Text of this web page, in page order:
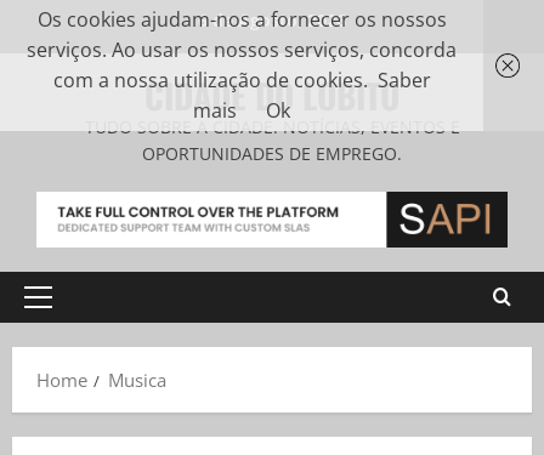
6 de Agosto, 2026
CIDADE DO LOBITO
TUDO SOBRE A CIDADE. NOTÍCIAS, EVENTOS E
OPORTUNIDADES DE EMPREGO.
Home Musica
Os cookies ajudam-nos a fornecer os nossos
serviços. Ao usar os nossos serviços, concorda
com a nossa utilização de cookies. Saber
mais
Ok